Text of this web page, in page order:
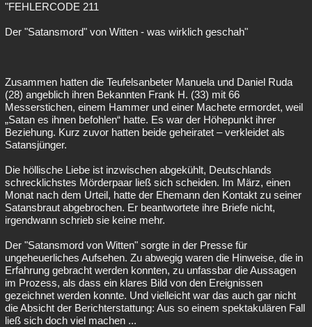
"FEHLERCODE 211
Der "Satansmord" von Witten - was wirklich geschah"
Zusammen hatten die Teufelsanbeter Manuela und Daniel Ruda
(28) angeblich ihren Bekannten Frank H. (33) mit 66
Messerstichen, einem Hammer und einer Machete ermordet, weil
„Satan es ihnen befohlen“ hatte. Es war der Höhepunkt ihrer
Beziehung. Kurz zuvor hatten beide geheiratet – verkleidet als
Satansjünger.
Die höllische Liebe ist inzwischen abgekühlt, Deutschlands
schrecklichstes Mörderpaar ließ sich scheiden. Im März, einen
Monat nach dem Urteil, hatte der Ehemann den Kontakt zu seiner
Satansbraut abgebrochen. Er beantwortete ihre Briefe nicht,
irgendwann schrieb sie keine mehr.
Der "Satansmord von Witten" sorgte in der Presse für
ungeheuerliches Aufsehen. Zu abwegig waren die Hinweise, die in
Erfahrung gebracht werden konnten, zu unfassbar die Aussagen
im Prozess, als dass ein klares Bild von den Ereignissen
gezeichnet werden konnte. Und vielleicht war das auch gar nicht
die Absicht der Berichterstattung: Aus so einem spektakulären Fall
ließ sich doch viel machen ...